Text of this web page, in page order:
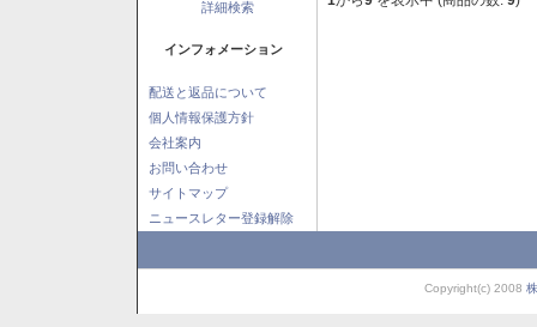
詳細検索
インフォメーション
配送と返品について
個人情報保護方針
会社案内
お問い合わせ
サイトマップ
ニュースレター登録解除
Copyright(c) 2008